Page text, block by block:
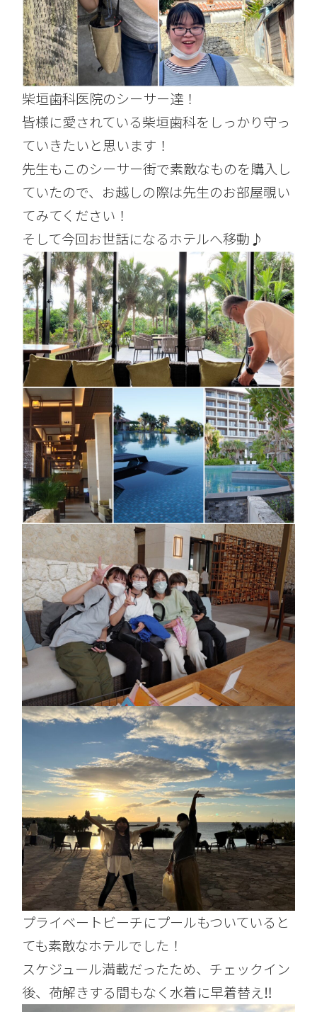
柴垣歯科医院のシーサー達！
皆様に愛されている柴垣歯科をしっかり守っ
ていきたいと思います！
先生もこのシーサー街で素敵なものを購入し
ていたので、お越しの際は先生のお部屋覗い
てみてください！
そして今回お世話になるホテルへ移動♪
プライベートビーチにプールもついていると
ても素敵なホテルでした！
スケジュール満載だったため、チェックイン
後、荷解きする間もなく水着に早着替え‼︎